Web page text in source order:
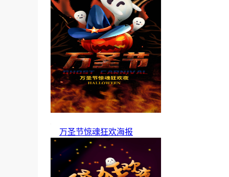
万圣节惊魂狂欢海报